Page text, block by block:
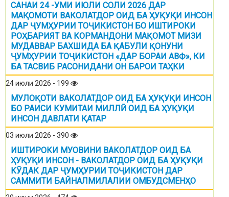
САНАИ 24 -УМИ ИЮЛИ СОЛИ 2026 ДАР
МАҚОМОТИ ВАКОЛАТДОР ОИД БА ҲУҚУҚИ ИНСОН
ДАР ҶУМҲУРИИ ТОҶИКИСТОН БО ИШТИРОКИ
РОҲБАРИЯТ ВА КОРМАНДОНИ МАҚОМОТ МИЗИ
МУДАВВАР БАХШИДА БА ҚАБУЛИ ҚОНУНИ
ҶУМҲУРИИ ТОҶИКИСТОН «ДАР БОРАИ АВФ», КИ
БА ТАСВИБ РАСОНИДАНИ ОН БАРОИ ТАҲКИ
24 июли 2026 - 199
МУЛОҚОТИ ВАКОЛАТДОР ОИД БА ҲУҚУҚИ ИНСОН
БО РАИСИ КУМИТАИ МИЛЛӢ ОИД БА ҲУҚУҚИ
ИНСОН ДАВЛАТИ ҚАТАР
03 июли 2026 - 390
ИШТИРОКИ МУОВИНИ ВАКОЛАТДОР ОИД БА
ҲУҚУҚИ ИНСОН - ВАКОЛАТДОР ОИД БА ҲУҚУҚИ
КӮДАК ДАР ҶУМҲУРИИ ТОҶИКИСТОН ДАР
САММИТИ БАЙНАЛМИЛАЛИИ ОМБУДСМЕНҲО